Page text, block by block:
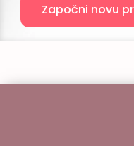
Započni novu